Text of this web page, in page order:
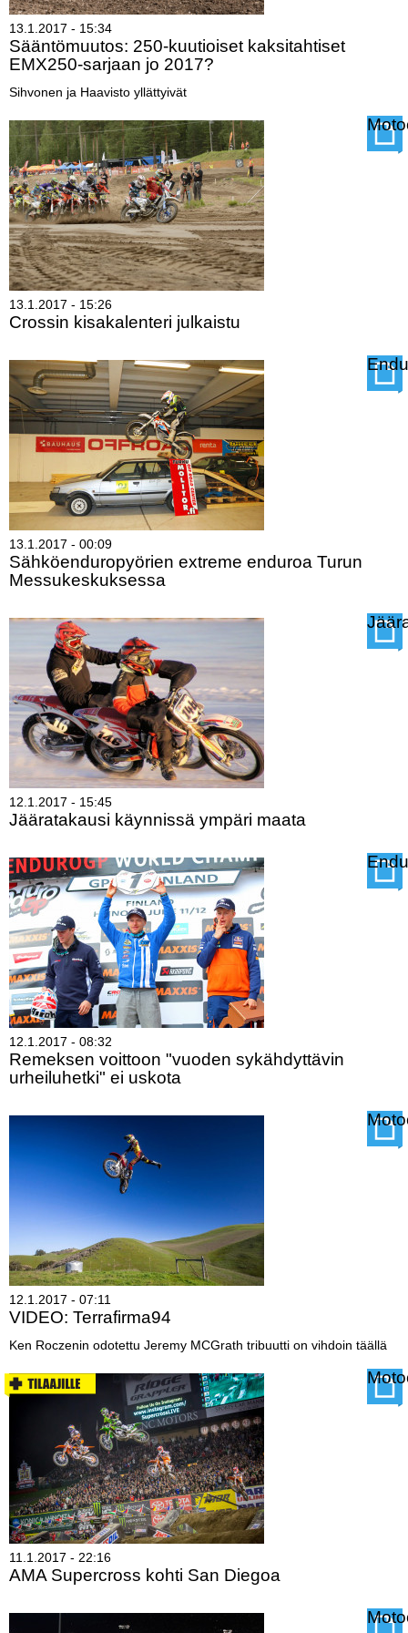
Vaihda salasana
YLEISTÄ ALALTA
ASIAKASPALVELU JA
OHJEET
MEDIATIEDOT
YHTEYSTIEDOT
13.1.2017 - 15:34
Sääntömuutos: 250-kuutioiset kaksitahtiset
EMX250-sarjaan jo 2017?
Sihvonen ja Haavisto yllättyivät
250-
kuutioiset
kaksitahtiset
EMX250-
sarjaan
jo
2017?
13.1.2017 - 15:26
Crossin kisakalenteri julkaistu
kisakalenteri
julkaistu
13.1.2017 - 00:09
Sähköenduropyörien extreme enduroa Turun
Messukeskuksessa
extreme
enduroa
Turun
Messukeskuksessa
12.1.2017 - 15:45
Jääratakausi käynnissä ympäri maata
käynnissä
ympäri
maata
12.1.2017 - 08:32
Remeksen voittoon "vuoden sykähdyttävin
urheiluhetki" ei uskota
sykähdyttävin
urheiluhetki"
uskota
12.1.2017 - 07:11
VIDEO: Terrafirma94
Ken Roczenin odotettu Jeremy MCGrath tribuutti on vihdoin täällä
Terrafirma94
11.1.2017 - 22:16
AMA Supercross kohti San Diegoa